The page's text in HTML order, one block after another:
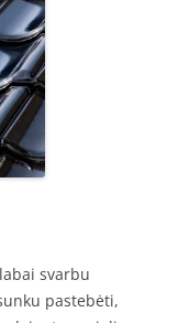
svarbu
pastebėti,